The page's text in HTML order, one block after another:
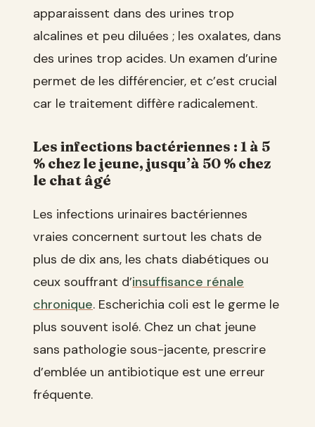
apparaissent dans des urines trop
alcalines et peu diluées ; les oxalates, dans
des urines trop acides. Un examen d’urine
permet de les différencier, et c’est crucial
car le traitement diffère radicalement.
Les infections bactériennes : 1 à 5
% chez le jeune, jusqu’à 50 % chez
le chat âgé
Les infections urinaires bactériennes
vraies concernent surtout les chats de
plus de dix ans, les chats diabétiques ou
ceux souffrant d’insuffisance rénale
chronique. Escherichia coli est le germe le
plus souvent isolé. Chez un chat jeune
sans pathologie sous-jacente, prescrire
d’emblée un antibiotique est une erreur
fréquente.